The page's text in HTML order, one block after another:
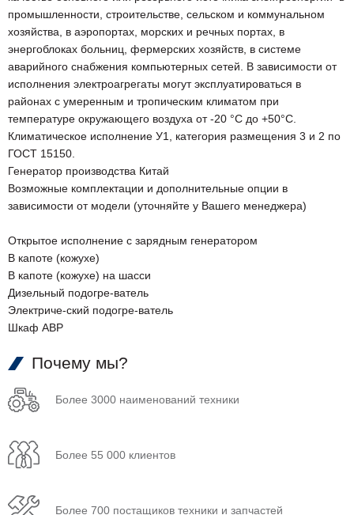
промышленности, строительстве, сельском и коммунальном
хозяйства, в аэропортах, морских и речных портах, в
энергоблоках больниц, фермерских хозяйств, в системе
аварийного снабжения компьютерных сетей. В зависимости от
исполнения электроагрегаты могут эксплуатироваться в
районах с умеренным и тропическим климатом при
температуре окружающего воздуха от -20 °С до +50°С.
Климатическое исполнение У1, категория размещения 3 и 2 по
ГОСТ 15150.
Генератор производства Китай
Возможные комплектации и дополнительные опции в
зависимости от модели (уточняйте у Вашего менеджера)
Открытое исполнение с зарядным генератором
В капоте (кожухе)
В капоте (кожухе) на шасси
Дизельный подогре-ватель
Электриче-ский подогре-ватель
Шкаф АВР
Почему мы?
Более 3000 наименований техники
Более 55 000 клиентов
Более 700 постащиков техники и запчастей